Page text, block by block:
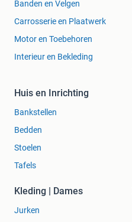
Banden en Velgen
Carrosserie en Plaatwerk
Motor en Toebehoren
Interieur en Bekleding
Huis en Inrichting
Bankstellen
Bedden
Stoelen
Tafels
Kleding | Dames
Jurken